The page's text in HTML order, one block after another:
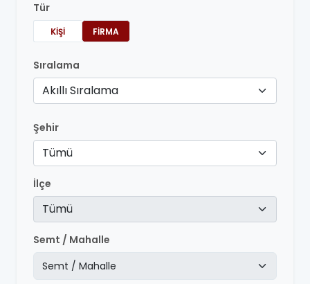
Tür
KIŞI FIRMA
Sıralama
Akıllı Sıralama
Şehir
Tümü
İlçe
Tümü
Semt / Mahalle